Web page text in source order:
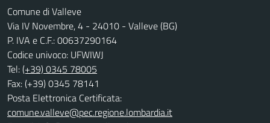
Comune di Valleve
Via IV Novembre, 4 - 24010 - Valleve (BG)
P. IVA e C.F.: 00637290164
Codice univoco: UFWIWJ
Tel:(+39) 0345 78005
Fax: (+39) 0345 78141
Posta Elettronica Certificata:
comune.valleve@pec.regione.lombardia.it